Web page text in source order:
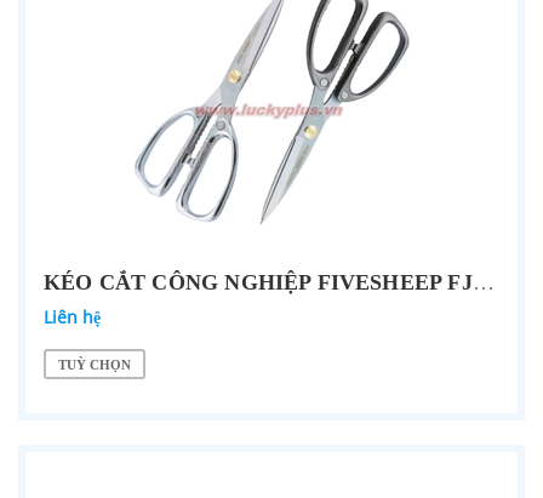
KÉO CẮT CÔNG NGHIỆP FIVESHEEP FJ-2018 8''/200MM, FJ-2028 8''/200MM
Liên hệ
TUỲ CHỌN